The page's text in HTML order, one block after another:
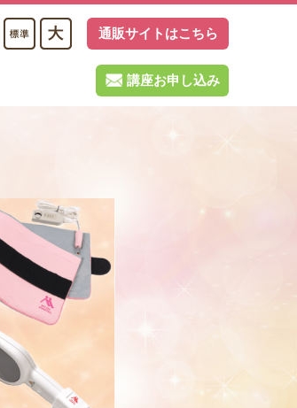
通販サイトはこちら
講座お申し込み